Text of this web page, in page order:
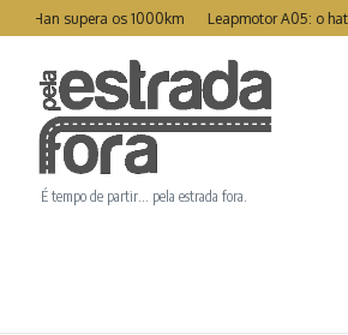
Ir para o conteúdo
Han supera os 1000km Leapmotor A05: o
É tempo de partir… pela estrada fora.